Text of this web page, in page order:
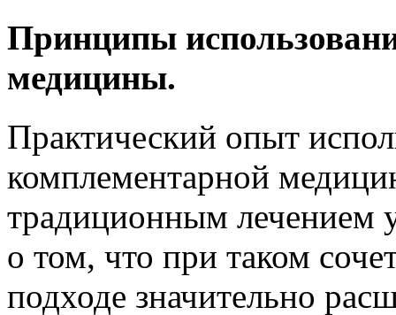
Принципы
медицины.
Практический опыт
комплементарной
традиционным лечением
о том, что при таком
подходе значительно